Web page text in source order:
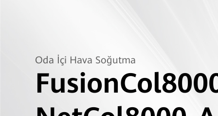
Oda İçi Hava Soğutma